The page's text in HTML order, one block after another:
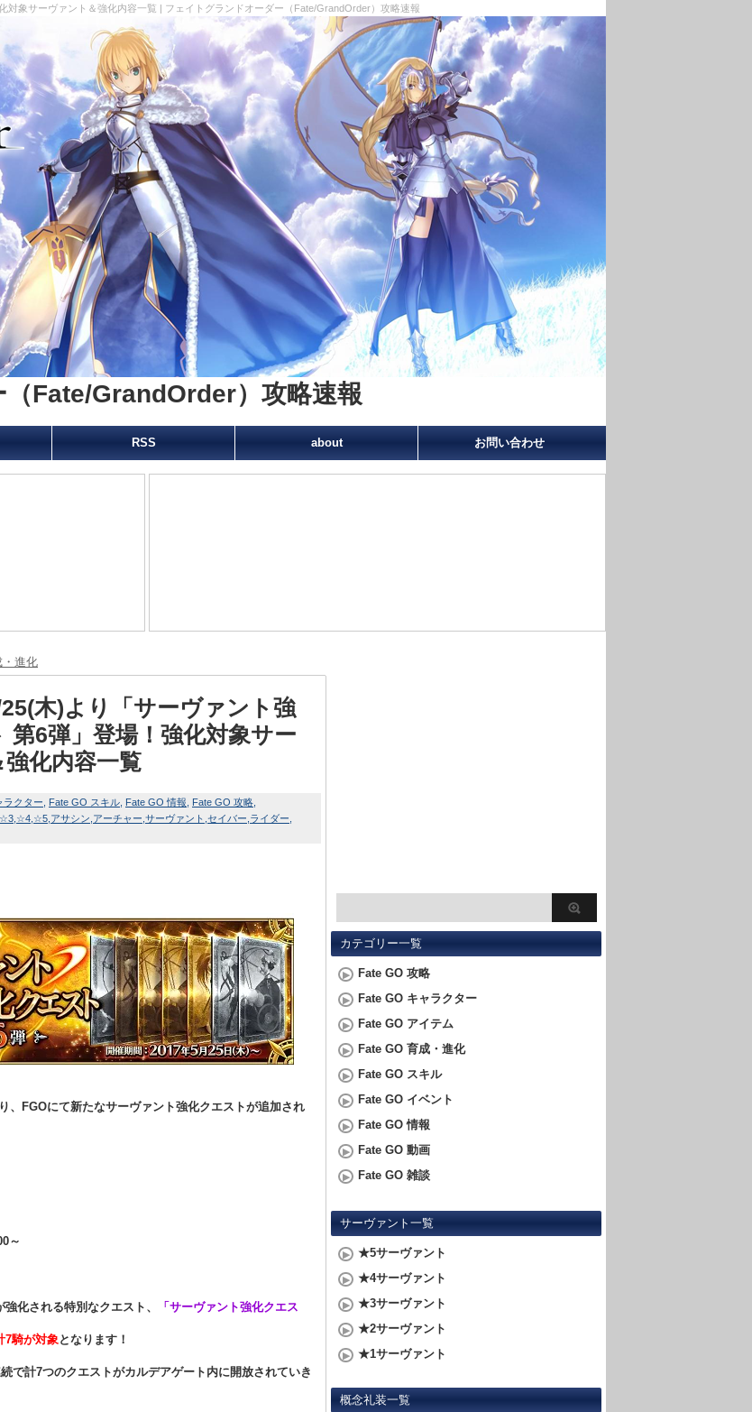
対象サーヴァント＆強化内容一覧 | フェイトグランドオーダー（Fate/GrandOrder）攻略速報
Fate/GrandOrder）攻略速報
RSS about お問い合わせ
・進化
25(木)より「サーヴァント強
第6弾」登場！強化対象サー
化内容一覧
ラクター Fate GO スキル Fate GO 情報
Fate GO 攻略
☆3 ☆4 ☆5 アサシン アーチャー サーヴァント セイバー ライダー
、FGOにて新たなサーヴァント強化クエストが追加され
～
化される特別なクエスト、
「サーヴァント強化クエス
7騎が対象となります！
で計7つのクエストがカルデアゲート内に開放されていき
カテゴリー一覧
Fate GO 攻略
Fate GO キャラクター
Fate GO アイテム
Fate GO 育成・進化
Fate GO スキル
Fate GO イベント
Fate GO 情報
Fate GO 動画
Fate GO 雑談
サーヴァント一覧
★5サーヴァント
★4サーヴァント
★3サーヴァント
★2サーヴァント
★1サーヴァント
概念礼装一覧